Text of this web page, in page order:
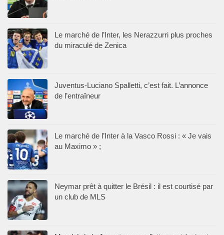
Le marché de l’Inter, les Nerazzurri plus proches
du miraculé de Zenica
Juventus-Luciano Spalletti, c’est fait. L’annonce
de l’entraîneur
Le marché de l’Inter à la Vasco Rossi : « Je vais
au Maximo » ;
Neymar prêt à quitter le Brésil : il est courtisé par
un club de MLS